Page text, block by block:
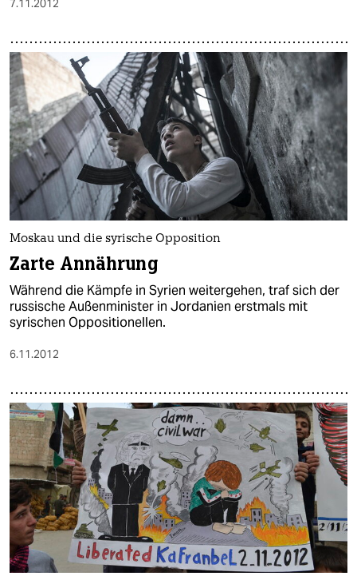
Moskau und die syrische Opposition
Zarte Annährung
Während die Kämpfe in Syrien weitergehen, traf sich der
russische Außenminister in Jordanien erstmals mit
syrischen Oppositionellen.
6.11.2012